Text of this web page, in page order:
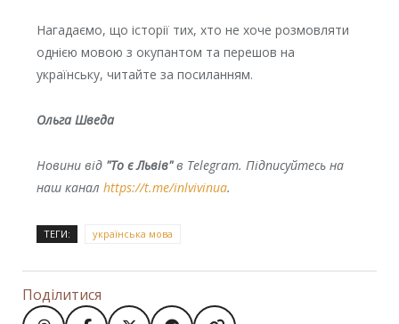
Нагадаємо, що історії тих, хто не хоче розмовляти
однією мовою з окупантом та перешов на
українську, читайте за посиланням.
Ольга Шведа
Новини від "То є Львів"в Telegram. Підписуйтесь на
наш канал https://t.me/inlvivinua.
ТЕГИ: українська мова
Поділитися